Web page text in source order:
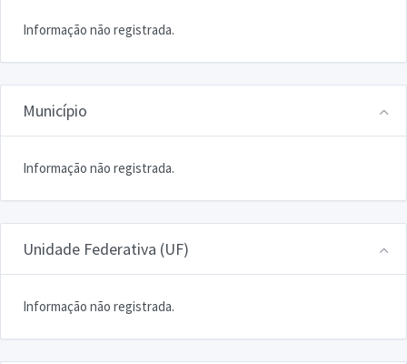
Informação não registrada.
Município
Informação não registrada.
Unidade Federativa (UF)
Informação não registrada.